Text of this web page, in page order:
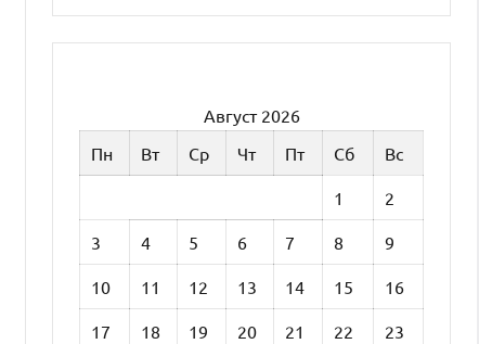
Август 2026
Пн
Вт Ср Чт Пт Сб Вс
1 2
3 4 5 6 7 8 9
10 11 12 13 14 15 16
17 18 19 20 21 22 23